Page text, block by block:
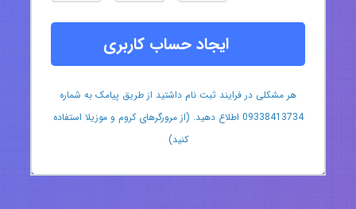
ایجاد حساب کاربری
هر مشکلی در فرایند ثبت نام داشتید از طریق پیامک به شماره
09338413734 اطلاع دهید. (از مرورگرهای کروم و موزیلا استفاده
کنید)